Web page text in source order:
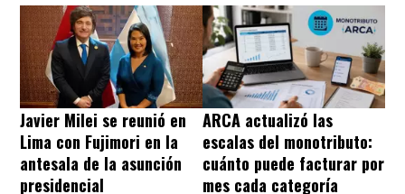
Javier Milei se reunió en
Lima con Fujimori en la
antesala de la asunción
presidencial
ARCA actualizó las
escalas del monotributo:
cuánto puede facturar por
mes cada categoría